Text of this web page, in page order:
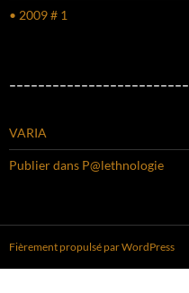
• 2009 # 1
–––––––––––––––––––––––––
VARIA
Publier dans P@lethnologie
Fièrement propulsé par WordPress